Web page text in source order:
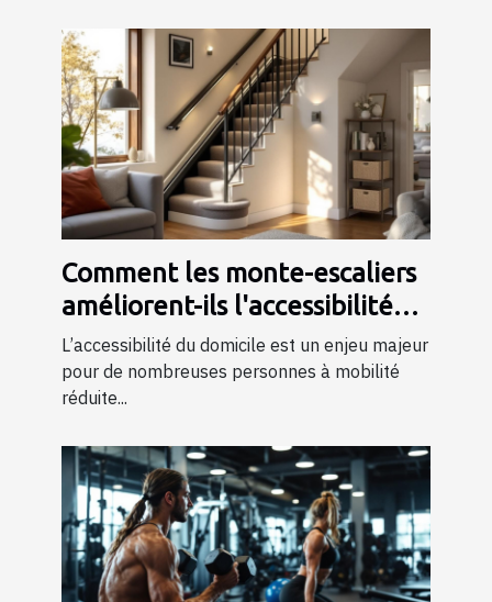
Comment les monte-escaliers
améliorent-ils l'accessibilité
chez soi ?
L’accessibilité du domicile est un enjeu majeur
pour de nombreuses personnes à mobilité
réduite...